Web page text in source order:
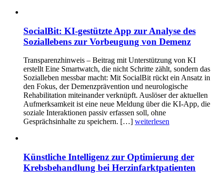
SocialBit: KI-gestützte App zur Analyse des
Soziallebens zur Vorbeugung von Demenz
Transparenzhinweis – Beitrag mit Unterstützung von KI
erstellt Eine Smartwatch, die nicht Schritte zählt, sondern das
Sozialleben messbar macht: Mit SocialBit rückt ein Ansatz in
den Fokus, der Demenzprävention und neurologische
Rehabilitation miteinander verknüpft. Auslöser der aktuellen
Aufmerksamkeit ist eine neue Meldung über die KI-App, die
soziale Interaktionen passiv erfassen soll, ohne
Gesprächsinhalte zu speichern. […] weiterlesen
Künstliche Intelligenz zur Optimierung der
Krebsbehandlung bei Herzinfarktpatienten